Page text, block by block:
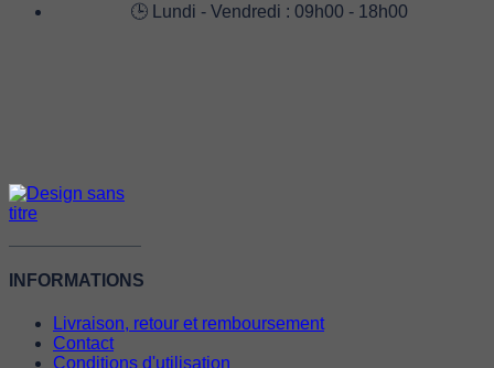
🕒 Lundi - Vendredi : 09h00 - 18h00
INFORMATIONS
Livraison, retour et remboursement
Contact
Conditions d'utilisation